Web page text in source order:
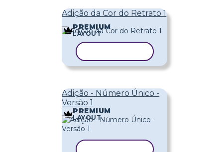
Adição da Cor do Retrato 1
PREMIUM
LAYOUT
Adição - Número Único -
Versão 1
PREMIUM
LAYOUT